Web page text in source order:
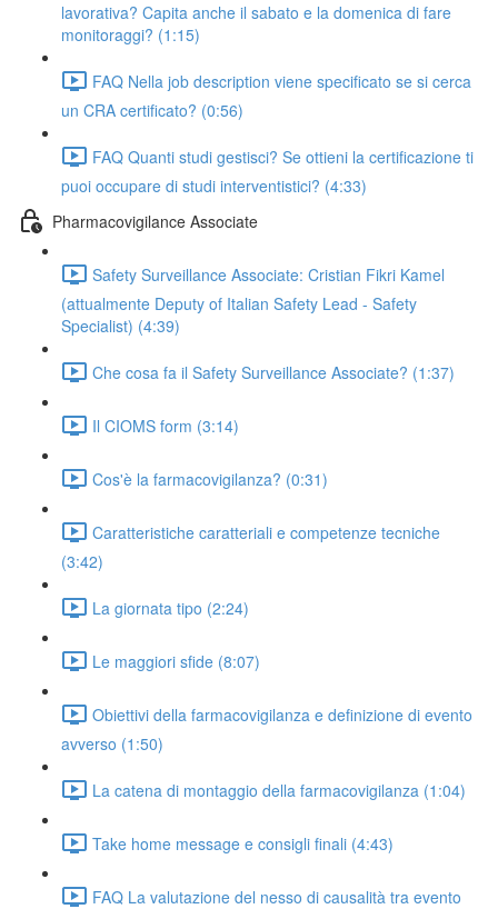
lavorativa? Capita anche il sabato e la domenica di fare
monitoraggi? (1:15)
FAQ Nella job description viene specificato se si cerca
un CRA certificato? (0:56)
FAQ Quanti studi gestisci? Se ottieni la certificazione ti
puoi occupare di studi interventistici? (4:33)
Pharmacovigilance Associate
Safety Surveillance Associate: Cristian Fikri Kamel
(attualmente Deputy of Italian Safety Lead - Safety
Specialist) (4:39)
Che cosa fa il Safety Surveillance Associate? (1:37)
Il CIOMS form (3:14)
Cos'è la farmacovigilanza? (0:31)
Caratteristiche caratteriali e competenze tecniche
(3:42)
La giornata tipo (2:24)
Le maggiori sfide (8:07)
Obiettivi della farmacovigilanza e definizione di evento
avverso (1:50)
La catena di montaggio della farmacovigilanza (1:04)
Take home message e consigli finali (4:43)
FAQ La valutazione del nesso di causalità tra evento